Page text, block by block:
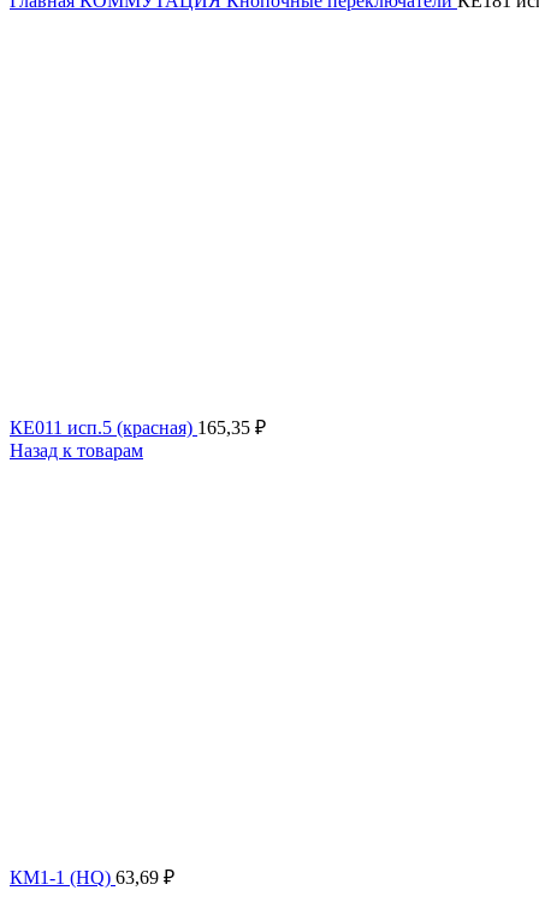
КЕ011 исп.5 (красная) 165,35 ₽
Назад к товарам
КМ1-1 (HQ) 63,69 ₽